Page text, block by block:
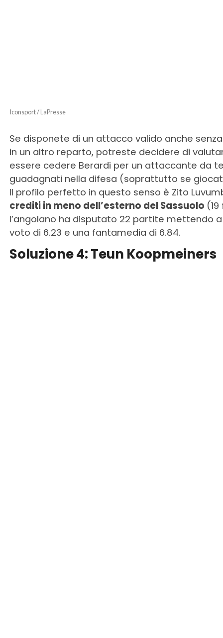
Iconsport / LaPresse
Se disponete di un attacco valido anche
in un altro reparto, potreste decidere di
essere cedere Berardi per un attaccante da
guadagnati nella difesa (soprattutto se
Il profilo perfetto in questo senso è Zito
crediti in meno dell’esterno del Sassuolo
l’angolano ha disputato 22 partite mettendo
voto di 6.23 e una fantamedia di 6.84.
Soluzione 4: Teun Koopmeiners